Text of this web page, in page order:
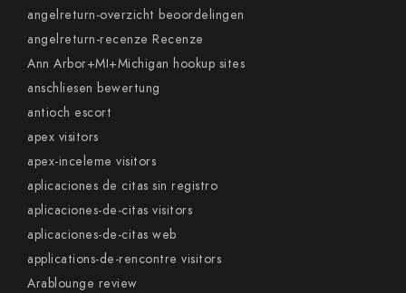
angelreturn-overzicht beoordelingen
angelreturn-recenze Recenze
Ann Arbor+MI+Michigan hookup sites
anschliesen bewertung
antioch escort
apex visitors
apex-inceleme visitors
aplicaciones de citas sin registro
aplicaciones-de-citas visitors
aplicaciones-de-citas web
applications-de-rencontre visitors
Arablounge review